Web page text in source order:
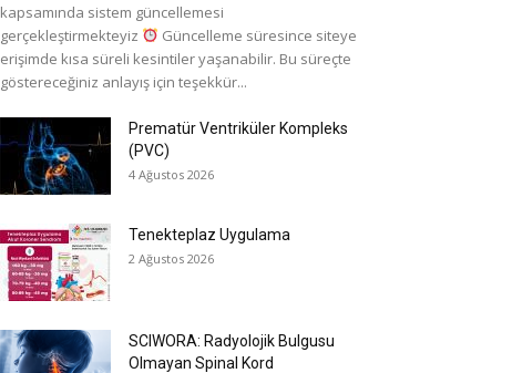
kapsamında sistem güncellemesi
gerçekleştirmekteyiz
Güncelleme süresince siteye
erişimde kısa süreli kesintiler yaşanabilir. Bu süreçte
göstereceğiniz anlayış için teşekkür...
Prematür Ventriküler Kompleks
(PVC)
4 Ağustos 2026
Tenekteplaz Uygulama
2 Ağustos 2026
SCIWORA: Radyolojik Bulgusu
Olmayan Spinal Kord